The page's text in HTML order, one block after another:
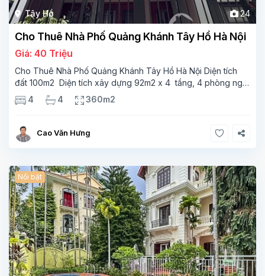
Tây Hồ 24
Cho Thuê Nhà Phố Quảng Khánh Tây Hồ Hà Nội
Giá: 40 Triệu
Cho Thuê Nhà Phố Quảng Khánh Tây Hồ Hà Nội Diện tích
đất 100m2 Diện tích xây dựng 92m2 x 4 tầng, 4 phòng ngủ
3 phòng tắm Tầng 1 – phòng bếp-1wc Tầng 2– phòng khách
, 1 phòng ngủ,1 phòng tắm Tầng 3- 2
4 4 360m2
Cao Văn Hưng
Nổi bật